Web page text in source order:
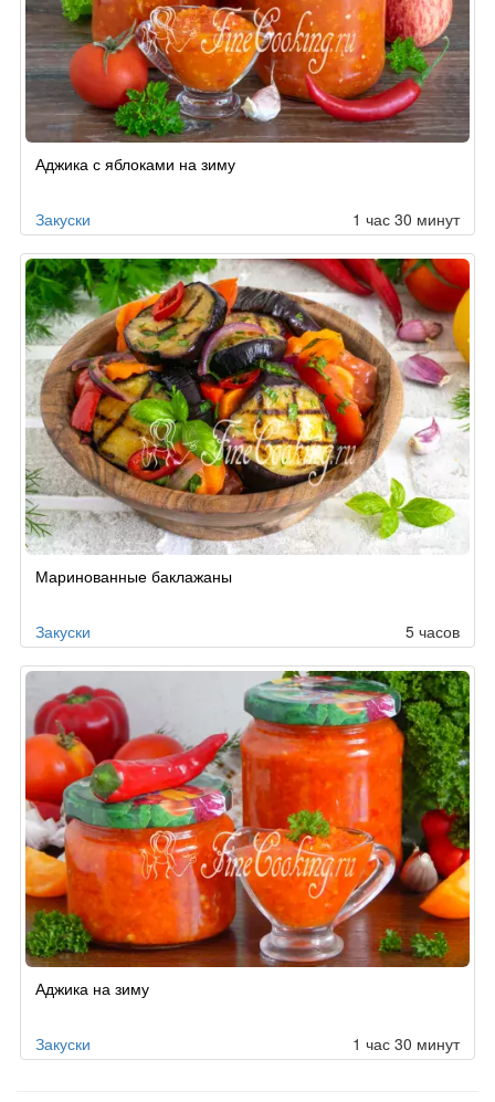
Аджика с яблоками на зиму
Закуски 1 час 30 минут
Маринованные баклажаны
Закуски 5 часов
Аджика на зиму
Закуски 1 час 30 минут